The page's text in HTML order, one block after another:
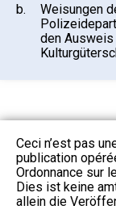
b.
Weisungen
den
Ceci n’est pas
publication
Ordonnance sur
Dies ist keine
allein die